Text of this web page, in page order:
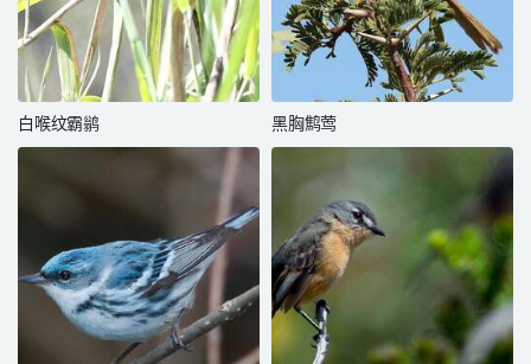
白喉纹霸鹟 黑胸鹪莺